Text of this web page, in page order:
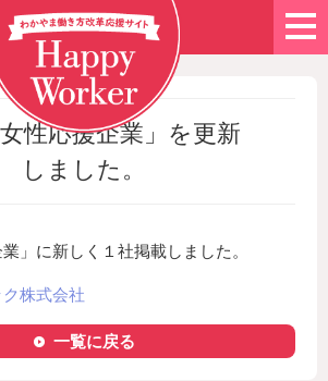
女性応援企業」を更新
しました。
業」に新しく１社掲載しました。
株式会社
一覧に戻る